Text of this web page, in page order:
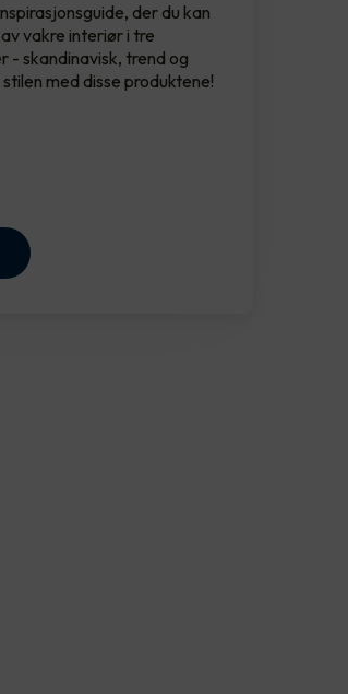
der du kan
vakre interiør i tre
- skandinavisk, trend og
med disse produktene!